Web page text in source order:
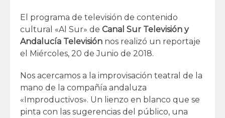
El programa de televisión de contenido
cultural «Al Sur» de Canal Sur Televisión y
Andalucía Televisión nos realizó un reportaje
el Miércoles, 20 de Junio de 2018.
Nos acercamos a la improvisación teatral de la
mano de la compañía andaluza
«Improductivos». Un lienzo en blanco que se
pinta con las sugerencias del público, una